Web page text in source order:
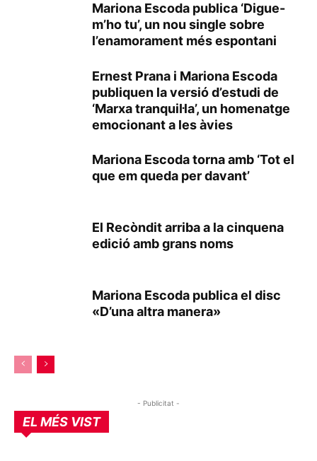
Mariona Escoda publica ‘Digue-
m’ho tu’, un nou single sobre
l’enamorament més espontani
Ernest Prana i Mariona Escoda
publiquen la versió d’estudi de
‘Marxa tranquil·la’, un homenatge
emocionant a les àvies
Mariona Escoda torna amb ‘Tot el
que em queda per davant’
El Recòndit arriba a la cinquena
edició amb grans noms
Mariona Escoda publica el disc
«D’una altra manera»
- Publicitat -
EL MÉS VIST